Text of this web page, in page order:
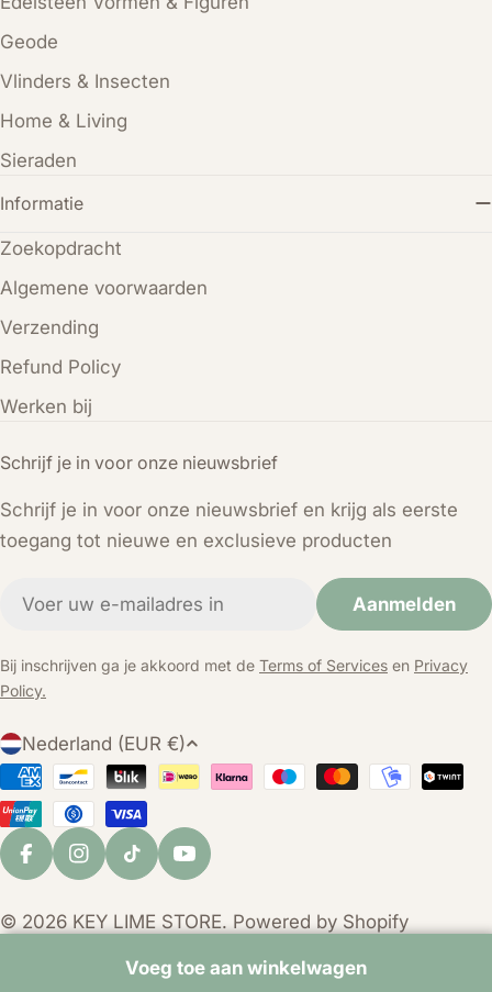
Schrijf je in voor onze nieuwsbrief
Schrijf je in voor onze nieuwsbrief en krijg als eerste
toegang tot nieuwe en exclusieve producten
Aanmelden
Bij inschrijven ga je akkoord met de Terms of Services en Privacy
Policy.
Geode
Vlinders & Insecten
Home & Living
Sieraden
Informatie
Zoekopdracht
Algemene voorwaarden
Verzending
Refund Policy
Werken bij
L
a
n
d
/
e
g
Nederland (EUR €)
Betaalmethoden
FacebookInstagram
TikTokYouTube
© 2026 KEY LIME STORE. Powered by Shopify
Voeg toe aan winkelwagen